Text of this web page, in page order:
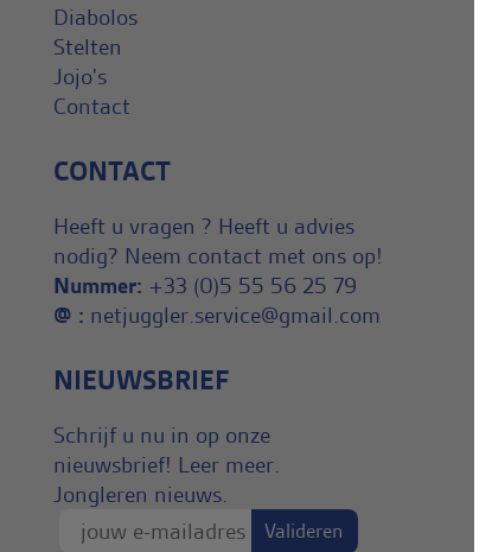
Diabolos
Stelten
Jojo's
Contact
CONTACT
Heeft u vragen ? Heeft u advies
nodig? Neem contact met ons op!
Nummer: +33 (0)5 55 56 25 79
@ : netjuggler.service@gmail.com
NIEUWSBRIEF
Schrijf u nu in op onze
nieuwsbrief! Leer meer.
Jongleren nieuws.